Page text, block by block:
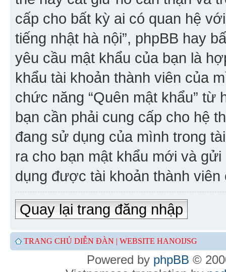
cấp cho bất kỳ ai có quan hệ
tiếng nhật hà nội”, phpBB hay
yêu cầu mật khẩu của bạn là
khẩu tài khoản thành viên của
chức năng “Quên mật khẩu”
bạn cần phải cung cấp cho hệ
đang sử dụng của mình trong
ra cho bạn mật khẩu mới và
dụng được tài khoản thành viên
Quay lại trang đăng nhập
TRANG CHỦ DIỄN ĐÀN | WEBSITE HANOIJSG
Powered by phpBB ©